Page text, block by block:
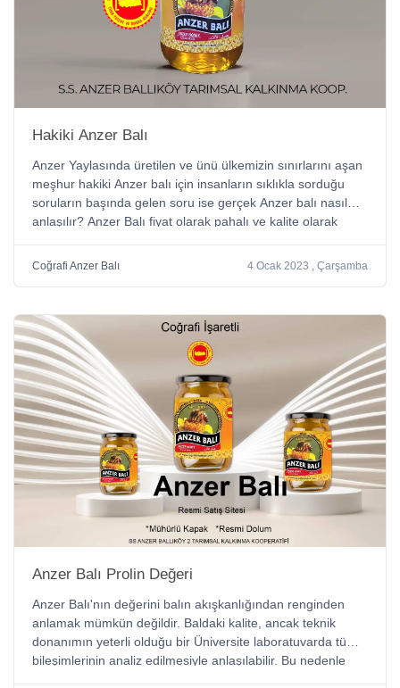
Hakiki Anzer Balı
Anzer Yaylasında üretilen ve ünü ülkemizin sınırlarını aşan
meşhur hakiki Anzer balı için insanların sıklıkla sorduğu
soruların başında gelen soru ise gerçek Anzer balı nasıl
anlaşılır? Anzer Balı fiyat olarak pahalı ve kalite olarak
balına ulaşmak, sahte üretilen ballardan uzak durmak için
Coğrafi Anzer Balı 4 Ocak 2023 , Çarşamba
Anzer Balı Prolin Değeri
Anzer Balı'nın değerini balın akışkanlığından renginden
anlamak mümkün değildir. Baldaki kalite, ancak teknik
donanımın yeterli olduğu bir Üniversite laboratuvarda tüm
bileşimlerinin analiz edilmesiyle anlaşılabilir. Bu nedenle